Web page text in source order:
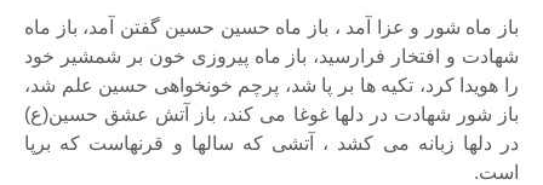
باز ماه شور و عزا آمد ، باز ماه حسین حسین گفتن آمد، باز ماه
شهادت و افتخار فرارسید، باز ماه پیروزی خون بر شمشیر خود
را هویدا کرد، تکیه ها بر پا شد، پرچم خونخواهی حسین علم شد،
باز شور شهادت در دلها غوغا می کند، باز آتش عشق حسین(ع)
در دلها زبانه می کشد ، آتشی که سالها و قرنهاست که برپا
است.